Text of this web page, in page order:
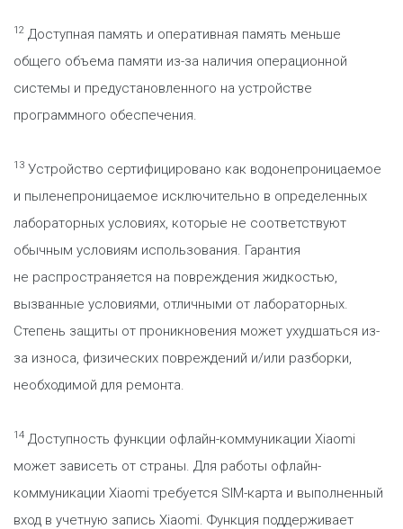
12 Доступная память и оперативная память меньше
общего объема памяти из-за наличия операционной
системы и предустановленного на устройстве
программного обеспечения.
13 Устройство сертифицировано как водонепроницаемое
и пыленепроницаемое исключительно в определенных
лабораторных условиях, которые не соответствуют
обычным условиям использования. Гарантия
не распространяется на повреждения жидкостью,
вызванные условиями, отличными от лабораторных.
Степень защиты от проникновения может ухудшаться из-
за износа, физических повреждений и/или разборки,
необходимой для ремонта.
14 Доступность функции офлайн-коммуникации Xiaomi
может зависеть от страны. Для работы офлайн-
коммуникации Xiaomi требуется SIM-карта и выполненный
вход в учетную запись Xiaomi. Функция поддерживает